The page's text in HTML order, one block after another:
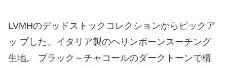
LVMHのデッドストックコレクションからピックア
ッ プした、イタリア製のヘリンボーンスーチング
生地。 ブラック～チャコールのダークトーンで構